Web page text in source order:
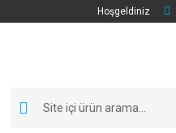
Hoşgeldiniz